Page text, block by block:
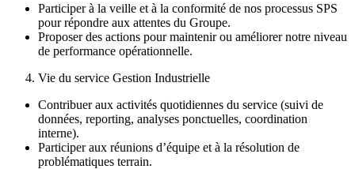
Participer à la veille et à la conformité de nos processus SPS
pour répondre aux attentes du Groupe.
Proposer des actions pour maintenir ou améliorer notre niveau
de performance opérationnelle.
Vie du service Gestion Industrielle
Contribuer aux activités quotidiennes du service (suivi de
données, reporting, analyses ponctuelles, coordination
interne).
Participer aux réunions d’équipe et à la résolution de
problématiques terrain.